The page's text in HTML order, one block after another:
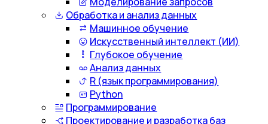
Обработка и анализ данных
Машинное обучение
Искусственный интеллект (ИИ)
Глубокое обучение
Анализ данных
R (язык программирования)
Python
Программирование
Проектирование и разработка баз